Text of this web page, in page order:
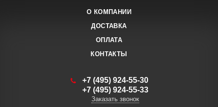
О КОМПАНИИ
ДОСТАВКА
ОПЛАТА
КОНТАКТЫ
+7 (495) 924-55-30
+7 (495) 924-55-33
Заказать звонок